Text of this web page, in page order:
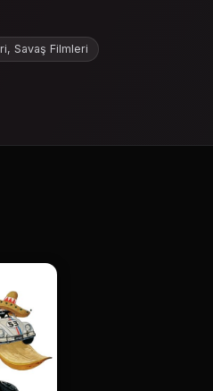
Savaş Filmleri